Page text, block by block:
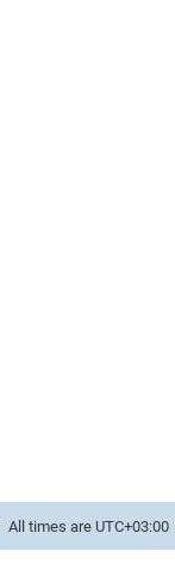
All times are UTC+03:00